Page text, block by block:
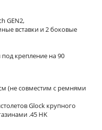
GEN2,
вставки и 2 боковые
крепление на 90
(не совместим с ремнями
Glock крупного
.45 HK